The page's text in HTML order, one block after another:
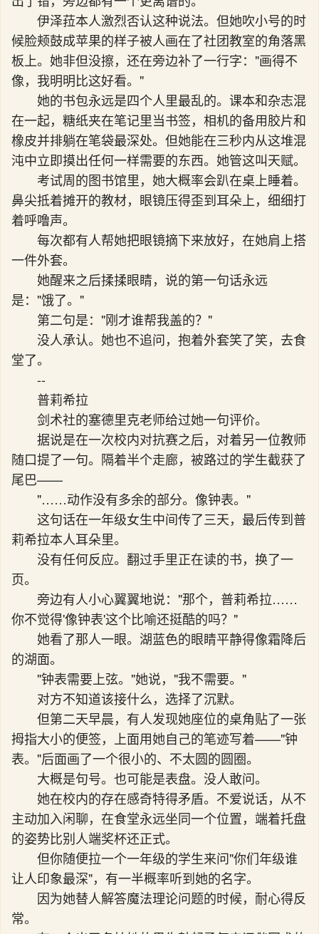
伊泽菈本人激烈否认这种说法。但她吹小号的时
候脸颊鼓成苹果的样子被人画在了社团教室的角落黑
板上。她非但没擦，还在旁边补了一行字："画得不
像，我明明比这好看。"
她的书包永远是四个人里最乱的。课本和杂志混
在一起，糖纸夹在笔记里当书签，相机的备用胶片和
橡皮并排躺在笔袋最深处。但她能在三秒内从这堆混
沌中立即摸出任何一样需要的东西。她管这叫天赋。
考试周的图书馆里，她大概率会趴在桌上睡着。
鼻尖抵着摊开的教材，眼镜压得歪到耳朵上，细细打
着呼噜声。
每次都有人帮她把眼镜摘下来放好，在她肩上搭
一件外套。
她醒来之后揉揉眼睛，说的第一句话永远
是："饿了。"
第二句是："刚才谁帮我盖的？"
没人承认。她也不追问，抱着外套笑了笑，去食
堂了。
--
普莉希拉
剑术社的塞德里克老师给过她一句评价。
据说是在一次校内对抗赛之后，对着另一位教师
随口提了一句。隔着半个走廊，被路过的学生截获了
尾巴——
"……动作没有多余的部分。像钟表。"
这句话在一年级女生中间传了三天，最后传到普
莉希拉本人耳朵里。
没有任何反应。翻过手里正在读的书，换了一
页。
旁边有人小心翼翼地说："那个，普莉希拉……
你不觉得'像钟表'这个比喻还挺酷的吗？"
她看了那人一眼。湖蓝色的眼睛平静得像霜降后
的湖面。
"钟表需要上弦。"她说，"我不需要。"
对方不知道该接什么，选择了沉默。
但第二天早晨，有人发现她座位的桌角贴了一张
拇指大小的便签，上面用她自己的笔迹写着——"钟
表。"后面画了一个很小的、不太圆的圆圈。
大概是句号。也可能是表盘。没人敢问。
她在校内的存在感奇特得矛盾。不爱说话，从不
主动加入闲聊，在食堂永远坐同一个位置，端着托盘
的姿势比别人端奖杯还正式。
但你随便拉一个一年级的学生来问"你们年级谁
让人印象最深"，有一半概率听到她的名字。
因为她替人解答魔法理论问题的时候，耐心得反
常。